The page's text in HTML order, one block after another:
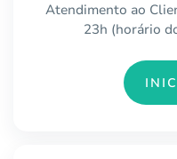
Atendimento ao
23h (horário